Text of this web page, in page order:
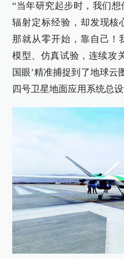
“当年研究起步时，我们
辐射定标经验，却发现核
那就从零开始，靠自己！
模型、仿真试验，连续攻
国眼’精准捕捉到了地球云
四号卫星地面应用系统总